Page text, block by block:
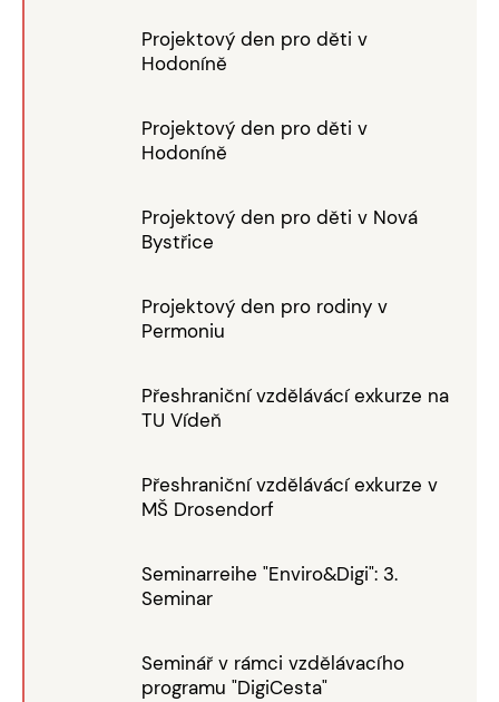
Projektový den pro děti v
Hodoníně
Projektový den pro děti v
Hodoníně
Projektový den pro děti v Nová
Bystřice
Projektový den pro rodiny v
Permoniu
Přeshraniční vzdělávácí exkurze na
TU Vídeň
Přeshraniční vzdělávácí exkurze v
MŠ Drosendorf
Seminarreihe "Enviro&Digi": 3.
Seminar
Seminář v rámci vzdělávacího
programu "DigiCesta"